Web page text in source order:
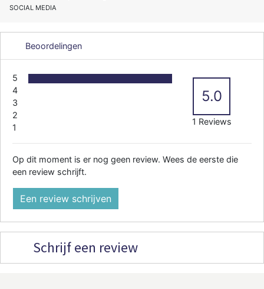
SOCIAL MEDIA
Beoordelingen
5
4
3
2
1
5.0
1 Reviews
Op dit moment is er nog geen review. Wees de eerste die
een review schrijft.
Een review schrijven
Schrijf een review